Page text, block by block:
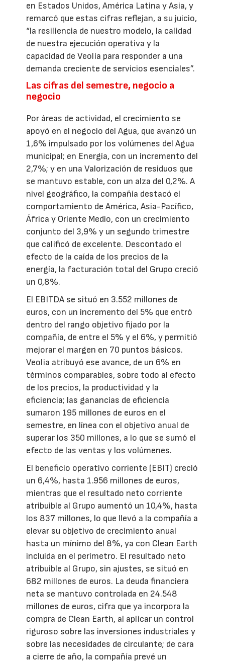
en Estados Unidos, América Latina y Asia, y
remarcó que estas cifras reflejan, a su juicio,
“la resiliencia de nuestro modelo, la calidad
de nuestra ejecución operativa y la
capacidad de Veolia para responder a una
demanda creciente de servicios esenciales”.
Las cifras del semestre, negocio a
negocio
Por áreas de actividad, el crecimiento se
apoyó en el negocio del Agua, que avanzó un
1,6% impulsado por los volúmenes del Agua
municipal; en Energía, con un incremento del
2,7%; y en una Valorización de residuos que
se mantuvo estable, con un alza del 0,2%. A
nivel geográfico, la compañía destacó el
comportamiento de América, Asia-Pacífico,
África y Oriente Medio, con un crecimiento
conjunto del 3,9% y un segundo trimestre
que calificó de excelente. Descontado el
efecto de la caída de los precios de la
energía, la facturación total del Grupo creció
un 0,8%.
El EBITDA se situó en 3.552 millones de
euros, con un incremento del 5% que entró
dentro del rango objetivo fijado por la
compañía, de entre el 5% y el 6%, y permitió
mejorar el margen en 70 puntos básicos.
Veolia atribuyó ese avance, de un 6% en
términos comparables, sobre todo al efecto
de los precios, la productividad y la
eficiencia; las ganancias de eficiencia
sumaron 195 millones de euros en el
semestre, en línea con el objetivo anual de
superar los 350 millones, a lo que se sumó el
efecto de las ventas y los volúmenes.
El beneficio operativo corriente (EBIT) creció
un 6,4%, hasta 1.956 millones de euros,
mientras que el resultado neto corriente
atribuible al Grupo aumentó un 10,4%, hasta
los 837 millones, lo que llevó a la compañía a
elevar su objetivo de crecimiento anual
hasta un mínimo del 8%, ya con Clean Earth
incluida en el perímetro. El resultado neto
atribuible al Grupo, sin ajustes, se situó en
682 millones de euros. La deuda financiera
neta se mantuvo controlada en 24.548
millones de euros, cifra que ya incorpora la
compra de Clean Earth, al aplicar un control
riguroso sobre las inversiones industriales y
sobre las necesidades de circulante; de cara
a cierre de año, la compañía prevé un